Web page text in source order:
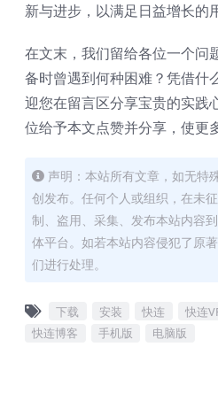
新与进步，以满足日益增长的
在文末，我们留给各位一个问
备时曾遇到何种困难？凭借什
迎您在留言区分享宝贵的实践
位给予本文点赞并分享，使更
声明：本站所有文章，如无特
创发布。任何个人或组织，在未
制、盗用、采集、发布本站内容
体平台。如若本站内容侵犯了原
们进行处理。
下载 安装 快连 快连
快连博客
手机版 电脑版